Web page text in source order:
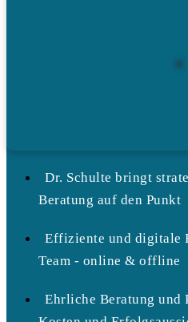
Dr. Schulte bringt
Beratung auf den Punkt
Effiziente und digitale
Team - online & offline
Ehrliche Beratung und